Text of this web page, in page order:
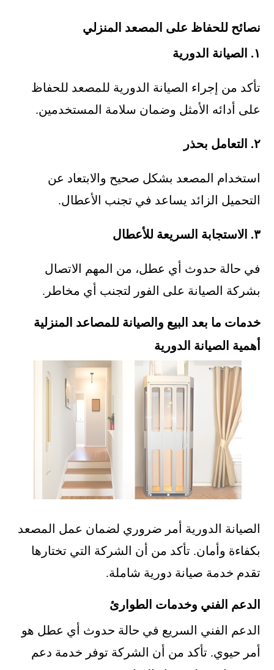
نصائح للحفاظ على المصعد المنزلي
١. الصيانة الدورية
تأكد من إجراء الصيانة الدورية للمصعد للحفاظ
على أدائه الأمثل وضمان سلامة المستخدمين.
٢. التعامل بحذر
استخدام المصعد بشكل صحيح والابتعاد عن
التحميل الزائد يساعد في تجنب الأعطال.
٣. الاستجابة السريعة للأعطال
في حالة حدوث أي عطل، من المهم الاتصال
بشركة الصيانة على الفور لتجنب أي مخاطر.
خدمات ما بعد البيع والصيانة للمصاعد المنزلية
أهمية الصيانة الدورية
الصيانة الدورية أمر ضروري لضمان عمل المصعد
بكفاءة وأمان. تأكد من أن الشركة التي تختارها
تقدم خدمة صيانة دورية شاملة.
الدعم الفني وخدمات الطوارئ
الدعم الفني السريع في حالة حدوث أي عطل هو
أمر حيوي. تأكد من أن الشركة توفر خدمة دعم